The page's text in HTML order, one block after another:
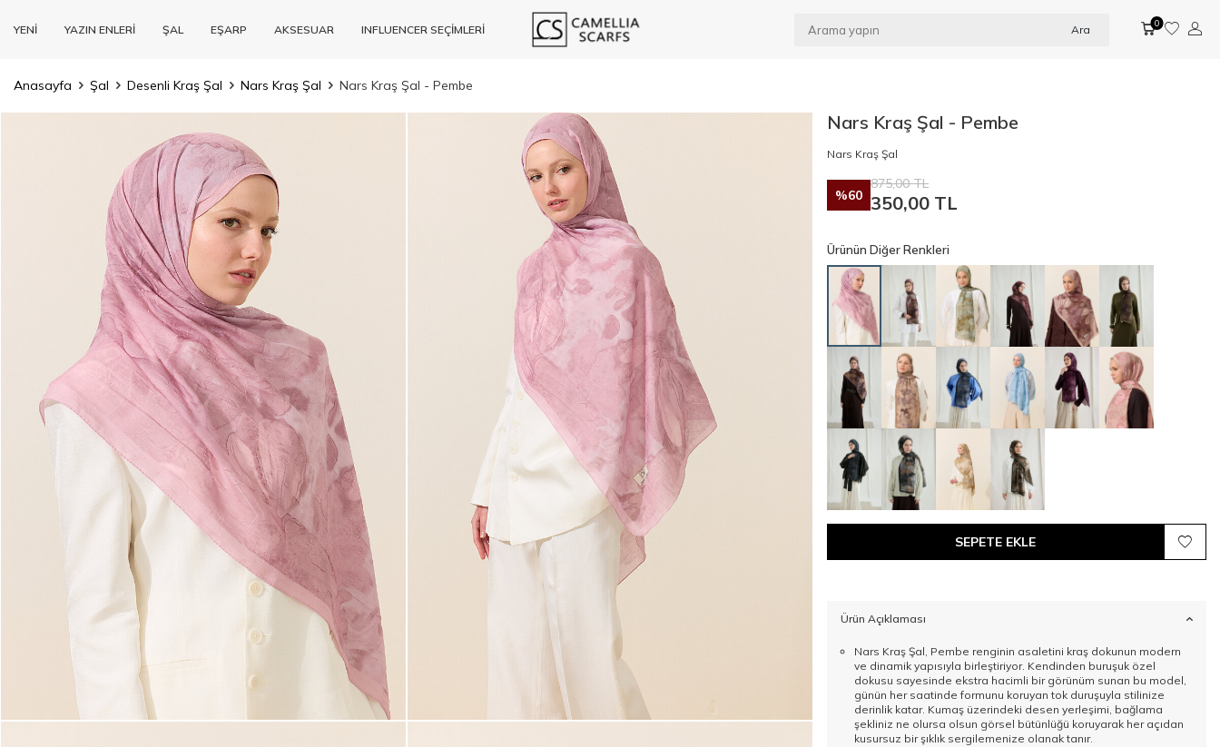
YENİ YAZIN ENLERİ ŞAL EŞARP AKSESUAR INFLUENCER SEÇİMLERİ Ara 0
Anasayfa Şal Desenli Kraş Şal Nars Kraş Şal Nars Kraş Şal - Pembe
Nars Kraş Şal - Pembe
Nars Kraş Şal
%60
875,00TL
350,00 TL
Ürünün Diğer Renkleri
SEPETE EKLE
Ürün Açıklaması
Nars Kraş Şal, Pembe renginin asaletini kraş dokunun modern
ve dinamik yapısıyla birleştiriyor. Kendinden buruşuk özel
dokusu sayesinde ekstra hacimli bir görünüm sunan bu model,
günün her saatinde formunu koruyan tok duruşuyla stilinize
derinlik katar. Kumaş üzerindeki desen yerleşimi, bağlama
şekliniz ne olursa olsun görsel bütünlüğü koruyarak her açıdan
kusursuz bir şıklık sergilemenize olanak tanır.